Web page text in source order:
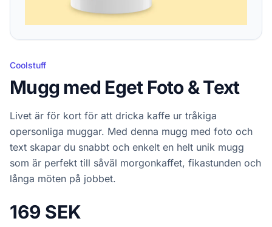
Coolstuff
Mugg med Eget Foto & Text
Livet är för kort för att dricka kaffe ur tråkiga
opersonliga muggar. Med denna mugg med foto och
text skapar du snabbt och enkelt en helt unik mugg
som är perfekt till såväl morgonkaffet, fikastunden och
långa möten på jobbet.
169 SEK